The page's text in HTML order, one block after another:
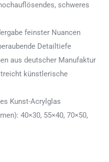
schweres
feinster Nuancen
Detailtiefe
aus deutscher Manufaktur
künstlerische
Kunst-Acrylglas
40×30, 55×40, 70×50,